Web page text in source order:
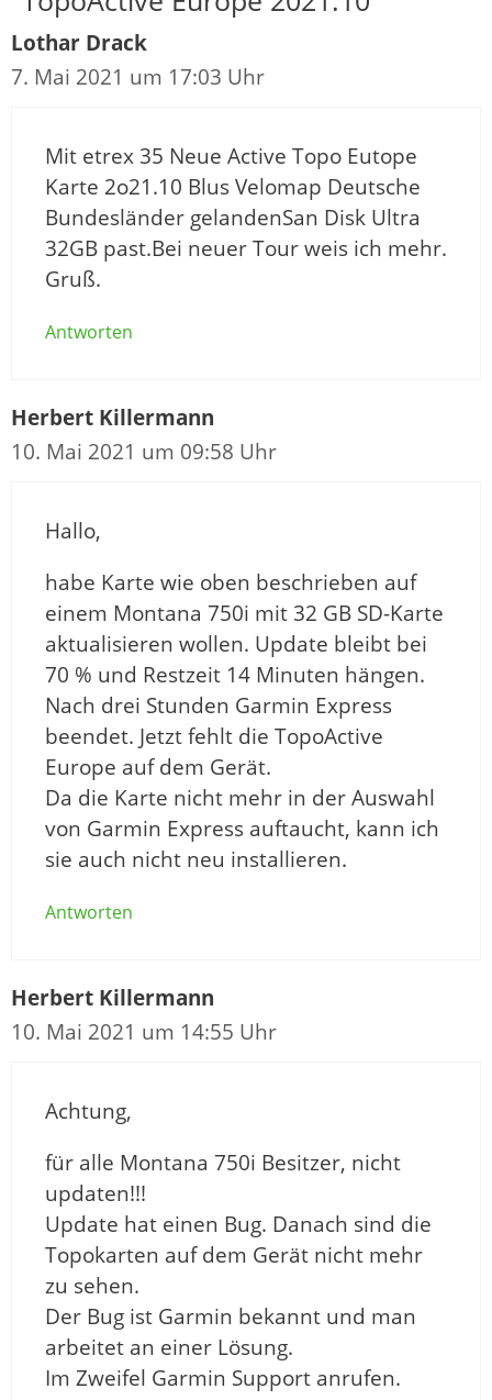
Lothar Drack
7. Mai 2021 um 17:03 Uhr
Mit etrex 35 Neue Active Topo Eutope
Karte 2o21.10 Blus Velomap Deutsche
Bundesländer gelandenSan Disk Ultra
32GB past.Bei neuer Tour weis ich mehr.
Gruß.
Antworten
Herbert Killermann
10. Mai 2021 um 09:58 Uhr
Hallo,
habe Karte wie oben beschrieben auf
einem Montana 750i mit 32 GB SD-Karte
aktualisieren wollen. Update bleibt bei
70 % und Restzeit 14 Minuten hängen.
Nach drei Stunden Garmin Express
beendet. Jetzt fehlt die TopoActive
Europe auf dem Gerät.
Da die Karte nicht mehr in der Auswahl
von Garmin Express auftaucht, kann ich
sie auch nicht neu installieren.
Antworten
Herbert Killermann
10. Mai 2021 um 14:55 Uhr
Achtung,
für alle Montana 750i Besitzer, nicht
updaten!!!
Update hat einen Bug. Danach sind die
Topokarten auf dem Gerät nicht mehr
zu sehen.
Der Bug ist Garmin bekannt und man
arbeitet an einer Lösung.
Im Zweifel Garmin Support anrufen.